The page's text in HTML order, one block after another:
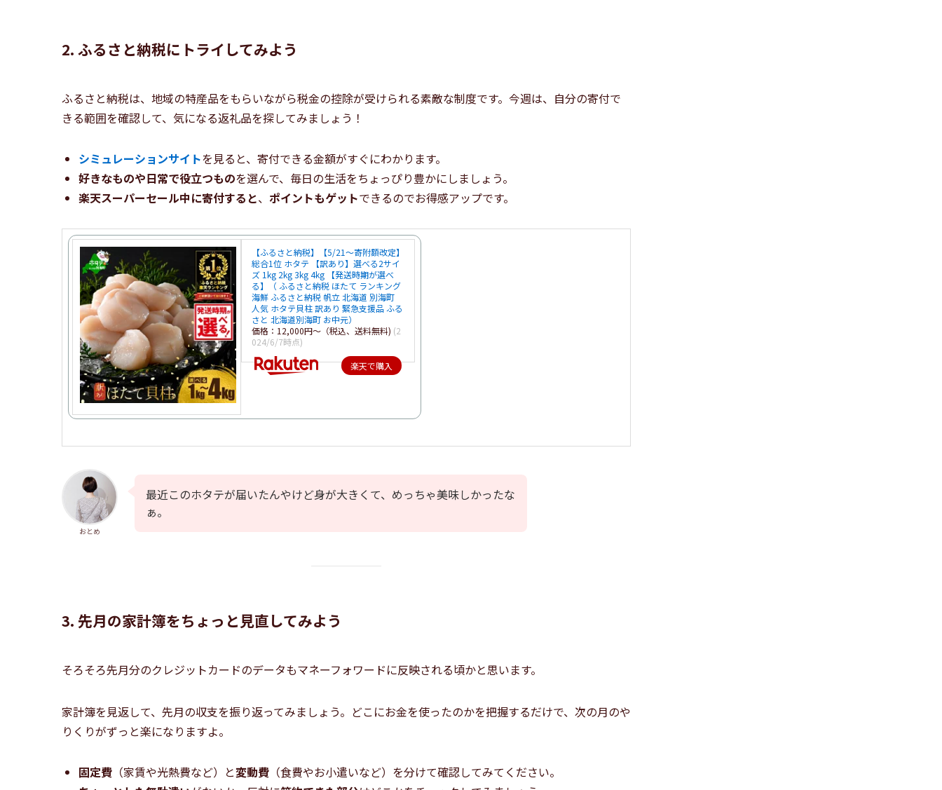
2. ふるさと納税にトライしてみよう
ふるさと納税は、地域の特産品をもらいながら税金の控除が受けられる素敵な制度です。今週は、自分の寄付で
きる範囲を確認して、気になる返礼品を探してみましょう！
シミュレーションサイトを見ると、寄付できる金額がすぐにわかります。
好きなものや日常で役立つものを選んで、毎日の生活をちょっぴり豊かにしましょう。
楽天スーパーセール中に寄付すると、 ポイントもゲットできるのでお得感アップです。
【ふるさと納税】【5/21～寄附額改定】
総合1位 ホタテ 【訳あり】選べる2サイ
ズ 1kg 2kg 3kg 4kg 【発送時期が選べ
る】（ ふるさと納税 ほたて ランキング
海鮮 ふるさと納税 帆立 北海道 別海町
人気 ホタテ貝柱 訳あり 緊急支援品 ふる
さと 北海道別海町 お中元）
価格：12,000円～（税込、送料無料) (2
024/6/7時点)
楽天で購入
おとめ
最近このホタテが届いたんやけど身が大きくて、めっちゃ美味しかったな
ぁ。
3. 先月の家計簿をちょっと見直してみよう
そろそろ先月分のクレジットカードのデータもマネーフォワードに反映される頃かと思います。
家計簿を見返して、先月の収支を振り返ってみましょう。どこにお金を使ったのかを把握するだけで、次の月のや
りくりがずっと楽になりますよ。
固定費 （家賃や光熱費など）と変動費 （食費やお小遣いなど）を分けて確認してみてください。